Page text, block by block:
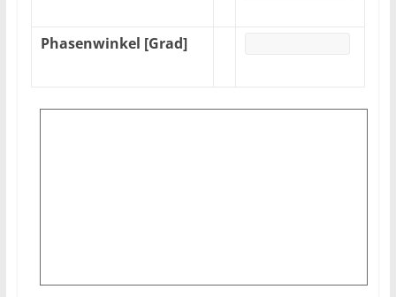
Phasenwinkel [Grad]